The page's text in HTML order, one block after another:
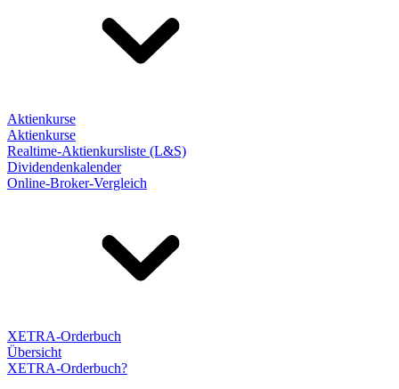
Aktienkurse
Aktienkurse
Realtime-Aktienkursliste (L&S)
Dividendenkalender
Online-Broker-Vergleich
XETRA-Orderbuch
Übersicht
XETRA-Orderbuch?